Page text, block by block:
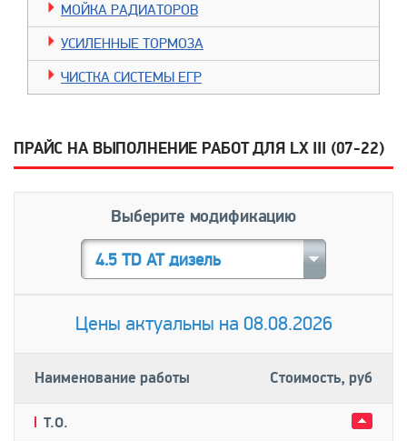
МОЙКА РАДИАТОРОВ
УСИЛЕННЫЕ ТОРМОЗА
ЧИСТКА СИСТЕМЫ ЕГР
ПРАЙС НА ВЫПОЛНЕНИЕ РАБОТ ДЛЯ LX III (07-22)
Выберите модификацию
4.5 TD AT дизель
Цены актуальны на 08.08.2026
Наименование работы Стоимость, руб
T.О.